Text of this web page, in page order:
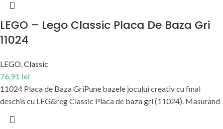
LEGO – Lego Classic Placa De Baza Gri
11024
LEGO Classic
76,91 lei
11024 Placa de Baza GriPune bazele jocului creativ cu final
deschis cu LEG&reg Classic Placa de baza gri (11024). Masurand